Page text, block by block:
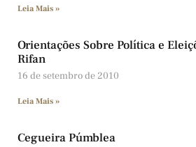
Leia Mais »
Orientações Sobre Política e
Rifan
16 de setembro de 2010
Leia Mais »
Cegueira Púmblea